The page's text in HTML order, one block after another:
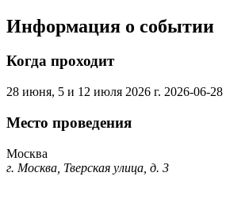
Информация о событии
Когда проходит
28 июня, 5 и 12 июля 2026 г. 2026-06-28
Место проведения
Москва
г. Москва, Тверская улица, д. 3